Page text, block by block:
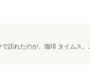
訪れたのが、珈琲 タイムス。